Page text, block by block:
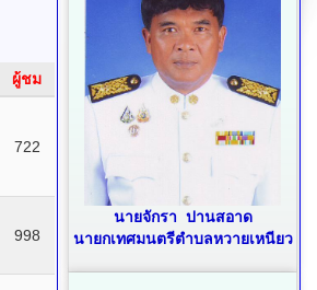
ผู้ชม
722
998
นายจักรา ปานสอาด
นายกเทศมนตรีตำบลหวายเหนียว